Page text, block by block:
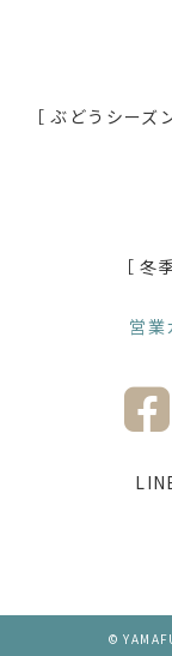
［ ぶどうシー
［
営業
©